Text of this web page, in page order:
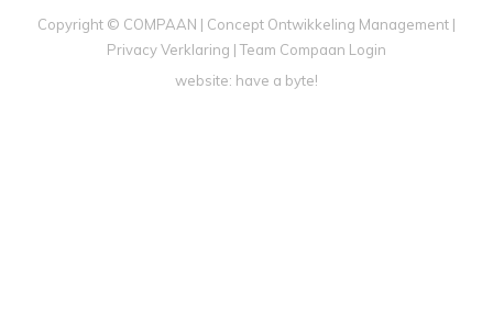
Copyright © COMPAAN | Concept Ontwikkeling Management |
Privacy Verklaring |Team Compaan Login
website: have a byte!